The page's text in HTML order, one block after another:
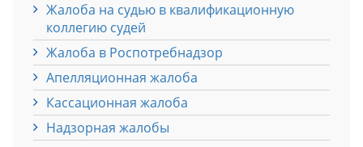
Жалоба на судью в квалификационную
коллегию судей
Жалоба в Роспотребнадзор
Апелляционная жалоба
Кассационная жалоба
Надзорная жалобы